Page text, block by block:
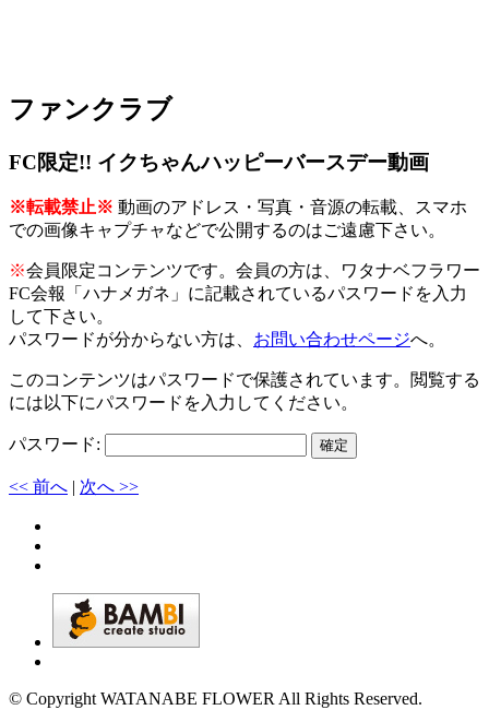
ファンクラブ
FC限定!! イクちゃんハッピーバースデー動画
※転載禁止※ 動画のアドレス・写真・音源の転載、スマホ
での画像キャプチャなどで公開するのはご遠慮下さい。
※会員限定コンテンツです。会員の方は、ワタナベフラワー
FC会報「ハナメガネ」に記載されているパスワードを入力
して下さい。
パスワードが分からない方は、 お問い合わせページへ。
このコンテンツはパスワードで保護されています。閲覧する
には以下にパスワードを入力してください。
パスワード:
<< 前へ | 次へ >>
© Copyright WATANABE FLOWER All Rights Reserved.